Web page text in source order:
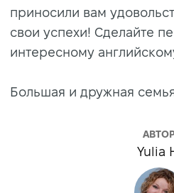
приносили вам
свои успехи! Сделайте
интересному
Большая и дружная
Yulia